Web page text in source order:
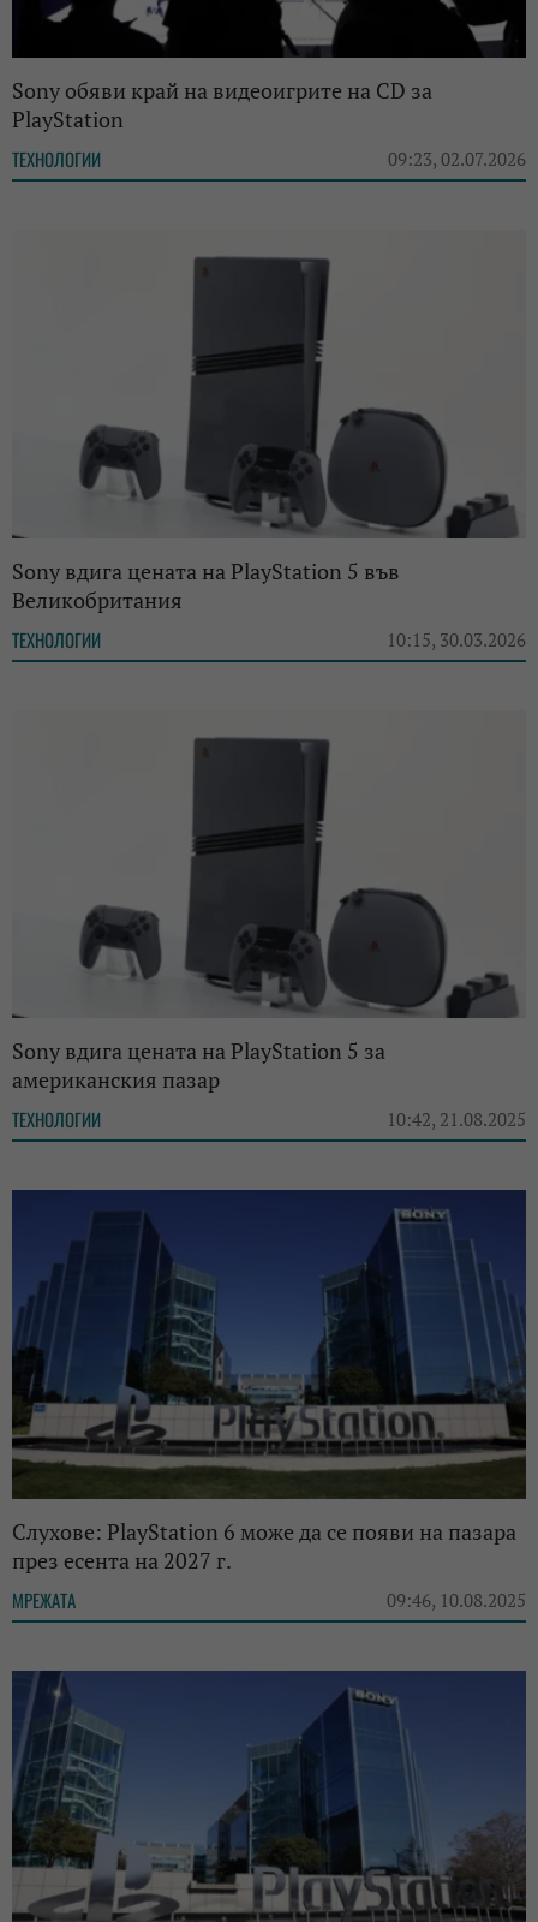
Sony обяви край на видеоигрите на CD за
PlayStation
ТЕХНОЛОГИИ 09:23, 02.07.2026
Sony вдига цената на PlayStation 5 във
Великобритания
ТЕХНОЛОГИИ 10:15, 30.03.2026
Sony вдига цената на PlayStation 5 за
американския пазар
ТЕХНОЛОГИИ 10:42, 21.08.2025
Слухове: PlayStation 6 може да се появи на пазара
през есента на 2027 г.
МРЕЖАТА 09:46, 10.08.2025